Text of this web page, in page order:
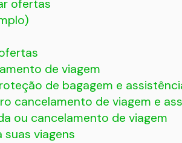
ofertas
de viagem
de bagagem e
cancelamento de viagem e
ou cancelamento de viagem
viagens